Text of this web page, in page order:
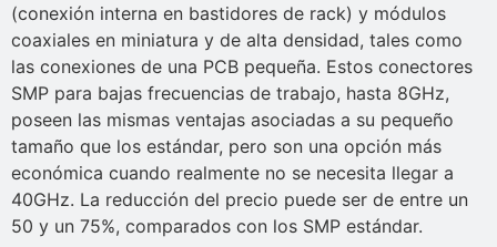
(conexión interna en bastidores de rack) y módulos
coaxiales en miniatura y de alta densidad, tales como
las conexiones de una PCB pequeña. Estos conectores
SMP para bajas frecuencias de trabajo, hasta 8GHz,
poseen las mismas ventajas asociadas a su pequeño
tamaño que los estándar, pero son una opción más
económica cuando realmente no se necesita llegar a
40GHz. La reducción del precio puede ser de entre un
50 y un 75%, comparados con los SMP estándar.